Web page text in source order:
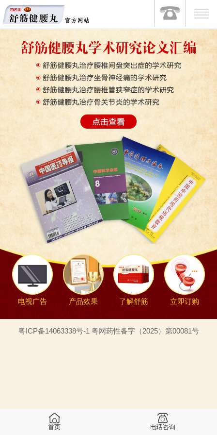
电视广告 产品效果 了解舒筋 立即订购
粤ICP备14063338号-1 粤网药性备字（2025）第00081号
首页 电话咨询